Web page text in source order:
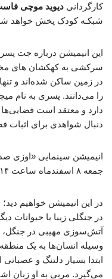
کارگردانی دیوید موچی
شبکـه کودک پخش خواهد
این انیمیشن درباره جت
سرکشی به کهکشان های
در زمین ساکن شده‌اند و
را می‌دانند. پسری به نام
دارد و معتقد است
دنبال شواهدی برای اثبات
انیمیشن سینمایی «اوزی
جمعه ۸ اسفندماه ساعت ۱۴ از شبکه کودک پخش خواهد شد.
در این انیمیشن خواهیم
در جنگلی زیبا با حیوانات
آتش‌سوزی مهیبی در جنگل،
وسیله انسان‌ها به یک
ابتدا بسیار دلتنگ و
می‌گیرد. مربی به او زبان